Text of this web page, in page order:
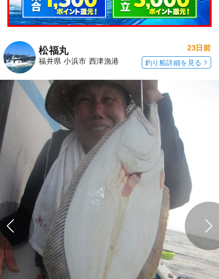
松福丸
福井県 小浜市 西津漁港
23日前
釣り船詳細を見る